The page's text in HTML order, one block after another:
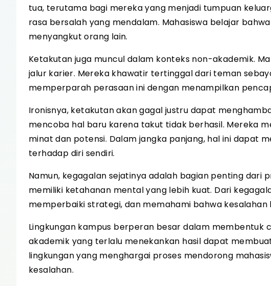
tua, terutama bagi mereka yang menjadi tumpuan
rasa bersalah yang mendalam. Mahasiswa belajar
menyangkut orang lain.
Ketakutan juga muncul dalam konteks non-akademik.
jalur karier. Mereka khawatir tertinggal dari teman
memperparah perasaan ini dengan menampilkan
Ironisnya, ketakutan akan gagal justru dapat
mencoba hal baru karena takut tidak berhasil. Mereka
minat dan potensi. Dalam jangka panjang, hal ini dapat
terhadap diri sendiri.
Namun, kegagalan sejatinya adalah bagian penting dari
memiliki ketahanan mental yang lebih kuat. Dari
memperbaiki strategi, dan memahami bahwa kesalahan
Lingkungan kampus berperan besar dalam membentuk
akademik yang terlalu menekankan hasil dapat
lingkungan yang menghargai proses mendorong
kesalahan.